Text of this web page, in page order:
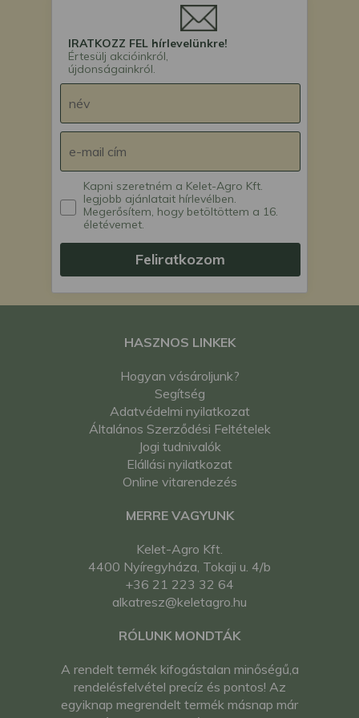
IRATKOZZ FEL hírlevelünkre!
Értesülj akcióinkról,
újdonságainkról.
Kapni szeretném a Kelet-Agro Kft.
legjobb ajánlatait hírlevélben.
Megerősítem, hogy betöltöttem a 16.
életévemet.
Feliratkozom
HASZNOS LINKEK
Hogyan vásároljunk?
Segítség
Adatvédelmi nyilatkozat
Általános Szerződési Feltételek
Jogi tudnivalók
Elállási nyilatkozat
Online vitarendezés
MERRE VAGYUNK
Kelet-Agro Kft.
4400 Nyíregyháza, Tokaji u. 4/b
+36 21 223 32 64
alkatresz@keletagro.hu
RÓLUNK MONDTÁK
A rendelt termék kifogástalan minőségű,a
rendelésfelvétel precíz és pontos! Az
egyiknap megrendelt termék másnap már